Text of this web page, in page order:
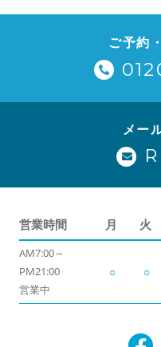
ご予約
メー
営業時間 月 火
AM7:00～
PM21:00
営業中
○ ○